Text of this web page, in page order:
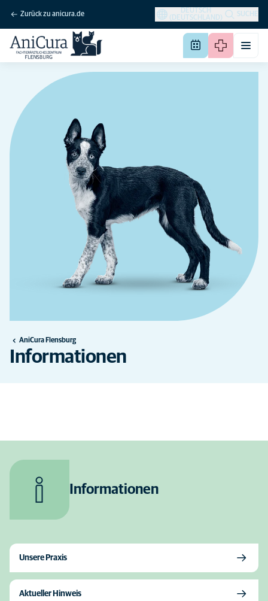
Zurück zu anicura.de
DEUTSCH
(DEUTSCHLAND)
SUCHE
AniCura Flensburg
Informationen
Informationen
Unsere Praxis
Aktueller Hinweis